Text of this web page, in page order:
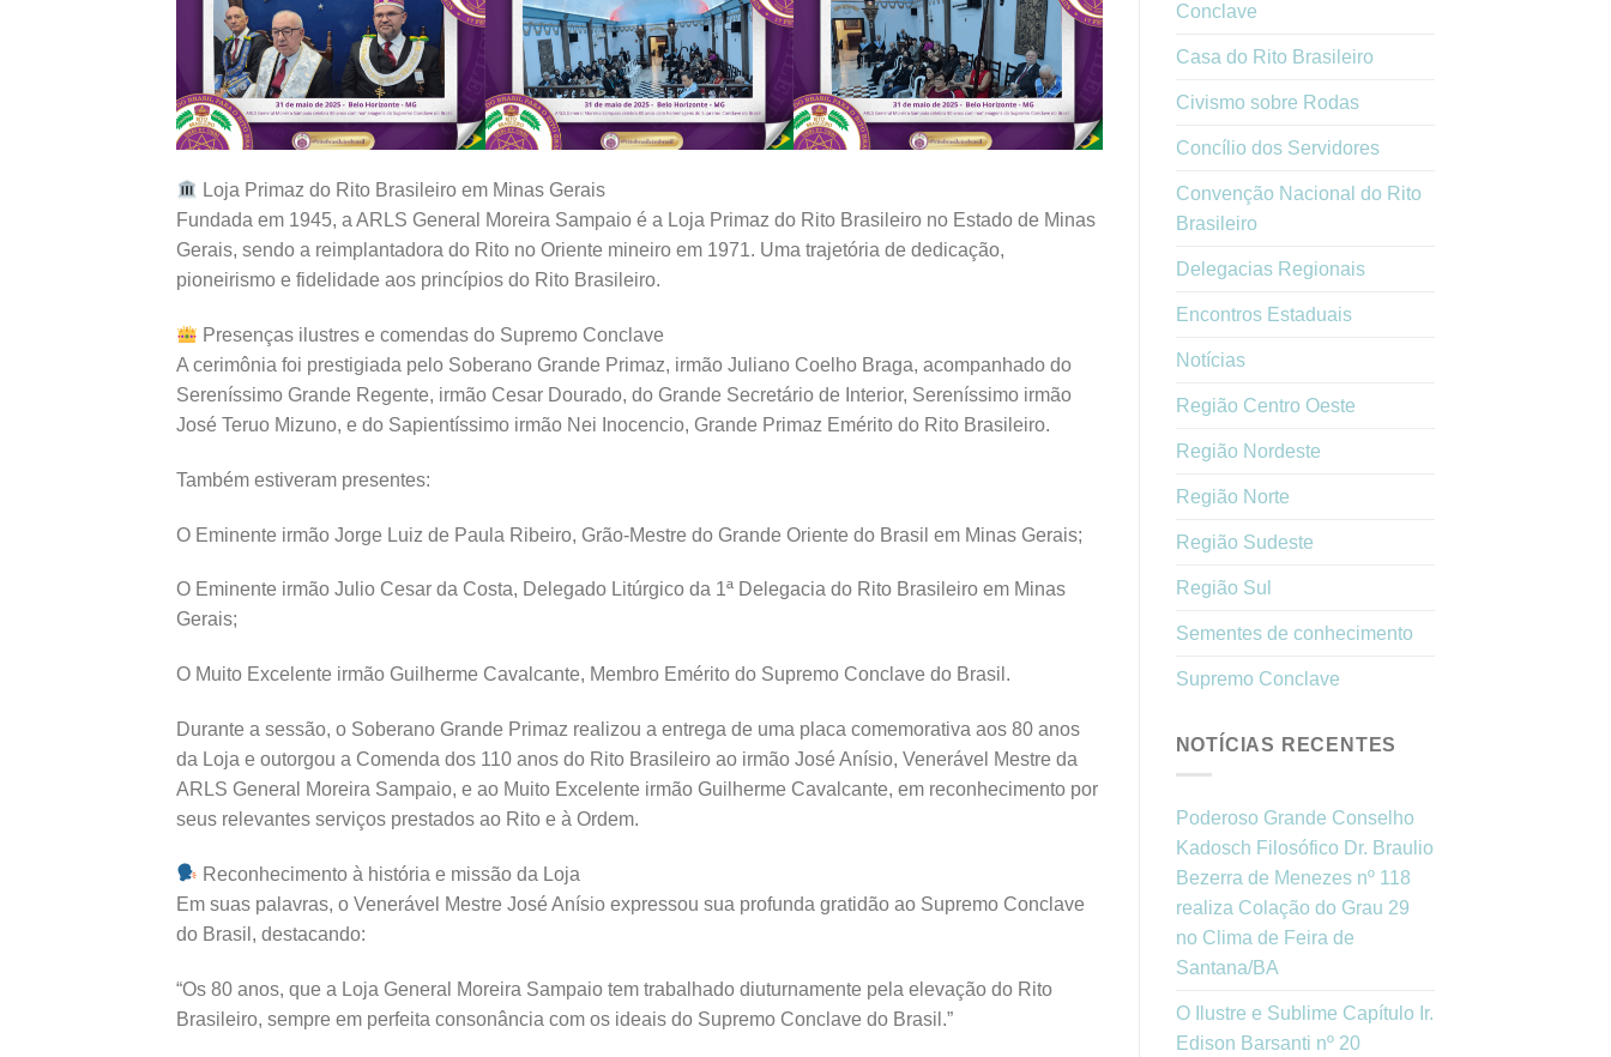
Loja Primaz do Rito Brasileiro em Minas Gerais
Fundada em 1945, a ARLS General Moreira Sampaio é a Loja Primaz do Rito Brasileiro no Estado de Minas
Gerais, sendo a reimplantadora do Rito no Oriente mineiro em 1971. Uma trajetória de dedicação,
pioneirismo e fidelidade aos princípios do Rito Brasileiro.
Presenças ilustres e comendas do Supremo Conclave
A cerimônia foi prestigiada pelo Soberano Grande Primaz, irmão Juliano Coelho Braga, acompanhado do
Sereníssimo Grande Regente, irmão Cesar Dourado, do Grande Secretário de Interior, Sereníssimo irmão
José Teruo Mizuno, e do Sapientíssimo irmão Nei Inocencio, Grande Primaz Emérito do Rito Brasileiro.
Também estiveram presentes:
O Eminente irmão Jorge Luiz de Paula Ribeiro, Grão-Mestre do Grande Oriente do Brasil em Minas Gerais;
O Eminente irmão Julio Cesar da Costa, Delegado Litúrgico da 1ª Delegacia do Rito Brasileiro em Minas
Gerais;
O Muito Excelente irmão Guilherme Cavalcante, Membro Emérito do Supremo Conclave do Brasil.
Durante a sessão, o Soberano Grande Primaz realizou a entrega de uma placa comemorativa aos 80 anos
da Loja e outorgou a Comenda dos 110 anos do Rito Brasileiro ao irmão José Anísio, Venerável Mestre da
ARLS General Moreira Sampaio, e ao Muito Excelente irmão Guilherme Cavalcante, em reconhecimento por
seus relevantes serviços prestados ao Rito e à Ordem.
Reconhecimento à história e missão da Loja
Em suas palavras, o Venerável Mestre José Anísio expressou sua profunda gratidão ao Supremo Conclave
do Brasil, destacando:
“Os 80 anos, que a Loja General Moreira Sampaio tem trabalhado diuturnamente pela elevação do Rito
Brasileiro, sempre em perfeita consonância com os ideais do Supremo Conclave do Brasil.”
Conclave
Casa do Rito Brasileiro
Civismo sobre Rodas
Concílio dos Servidores
Convenção Nacional do Rito
Brasileiro
Delegacias Regionais
Encontros Estaduais
Notícias
Região Centro Oeste
Região Nordeste
Região Norte
Região Sudeste
Região Sul
Sementes de conhecimento
Supremo Conclave
NOTÍCIAS RECENTES
Poderoso Grande Conselho
Kadosch Filosófico Dr. Braulio
Bezerra de Menezes nº 118
realiza Colação do Grau 29
no Clima de Feira de
Santana/BA
O Ilustre e Sublime Capítulo Ir.
Edison Barsanti nº 20